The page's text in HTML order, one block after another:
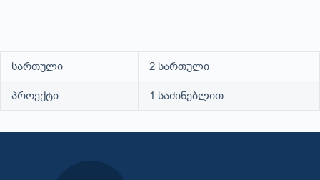
სართული 2 სართული
პროექტი 1 საძინებლით